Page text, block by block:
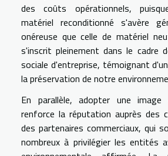
des coûts opérationnels,
matériel reconditionné s'avère
onéreuse que celle de matériel
s'inscrit pleinement dans le cadre
sociale d'entreprise, témoignant
la préservation de notre
En parallèle, adopter une
renforce la réputation auprès des
des partenaires commerciaux, qui
nombreux à privilégier les entités